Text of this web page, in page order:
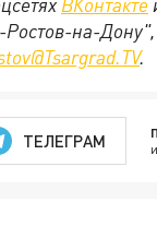
на-
.
ТЕЛЕГРАМ